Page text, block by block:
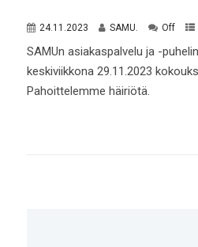
24.11.2023 SAMU. Off
SAMUn asiakaspalvelu ja -
keskiviikkona 29.11.2023
Pahoittelemme häiriötä.